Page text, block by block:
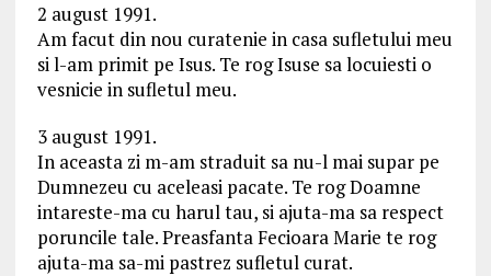
2 august 1991.
Am facut din nou curatenie in casa sufletului meu
si l-am primit pe Isus. Te rog Isuse sa locuiesti o
vesnicie in sufletul meu.
3 august 1991.
In aceasta zi m-am straduit sa nu-l mai supar pe
Dumnezeu cu aceleasi pacate. Te rog Doamne
intareste-ma cu harul tau, si ajuta-ma sa respect
poruncile tale. Preasfanta Fecioara Marie te rog
ajuta-ma sa-mi pastrez sufletul curat.